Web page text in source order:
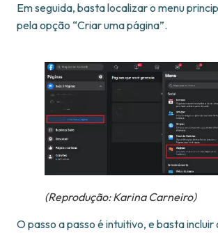
Em seguida, basta localizar o menu
pela opção “Criar uma página”.
(Reprodução: Karina Carneiro)
O passo a passo é intuitivo, e basta incluir